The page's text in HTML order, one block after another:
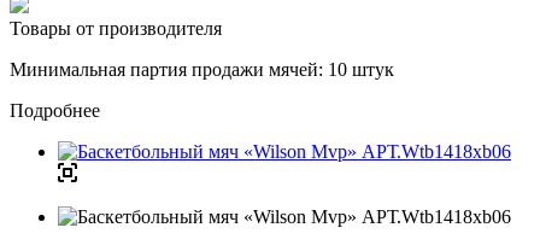
Товары от производителя
Минимальная партия продажи мячей: 10 штук
Подробнее